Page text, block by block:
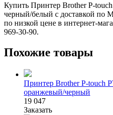
Купить Принтер Brother P-
черный/белый с доставкой по
по низкой цене в интернет-
969-30-90.
Похожие товары
Принтер Brother P-touch
оранжевый/черный
19 047
Заказать